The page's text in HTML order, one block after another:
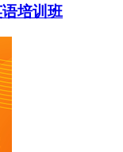
培训班